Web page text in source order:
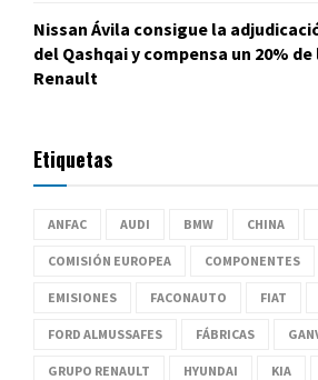
Nissan Ávila consigue la
del Qashqai y compensa un 20%
Renault
Etiquetas
ANFAC AUDI BMW CHINA
COMISIÓN EUROPEA COMPONENTES
EMISIONES FACONAUTO FIAT
FORD ALMUSSAFES FÁBRICAS
GRUPO RENAULT HYUNDAI KIA